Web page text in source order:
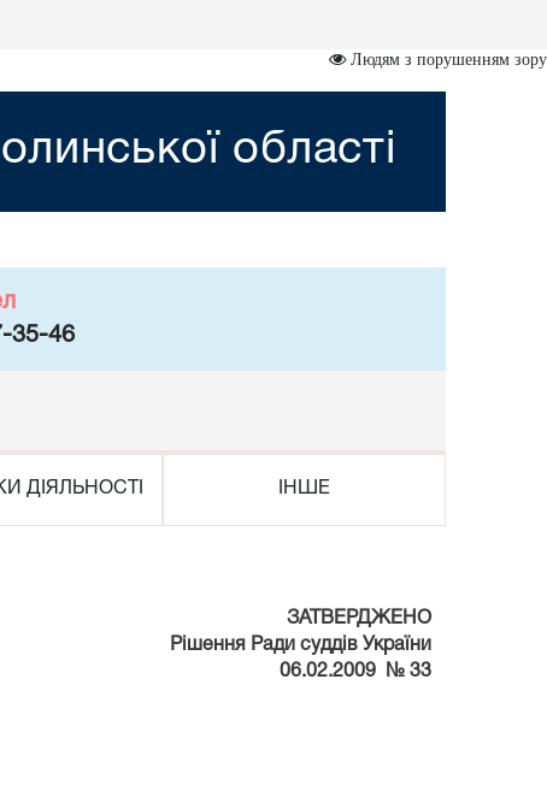
Людям з порушенням зору
області
35-46
ДІЯЛЬНОСТІ ІНШЕ
ЗАТВЕРДЖЕНО
Рішення Ради суддів України
06.02.2009 № 33